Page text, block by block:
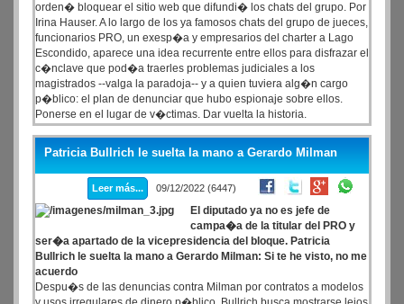
orden� bloquear el sitio web que difundi� los chats del grupo. Por
Irina Hauser. A lo largo de los ya famosos chats del grupo de jueces,
funcionarios PRO, un exesp�a y empresarios del charter a Lago
Escondido, aparece una idea recurrente entre ellos para disfrazar el
c�nclave que pod�a traerles problemas judiciales a los
magistrados --valga la paradoja-- y a quien tuviera alg�n cargo
p�blico: el plan de denunciar que hubo espionaje sobre ellos.
Ponerse en el lugar de v�ctimas. Dar vuelta la historia.
Patricia Bullrich le suelta la mano a Gerardo Milman
Leer más... 09/12/2022 (6447)
El diputado ya no es jefe de
campa�a de la titular del PRO y
ser�a apartado de la vicepresidencia del bloque. Patricia
Bullrich le suelta la mano a Gerardo Milman: Si te he visto, no me
acuerdo
Despu�s de las denuncias contra Milman por contratos a modelos